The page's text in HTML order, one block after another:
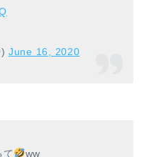
June 16, 2020
て ww